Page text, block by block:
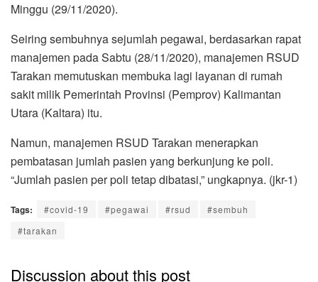
Minggu (29/11/2020).
Seiring sembuhnya sejumlah pegawai, berdasarkan rapat
manajemen pada Sabtu (28/11/2020), manajemen RSUD
Tarakan memutuskan membuka lagi layanan di rumah
sakit milik Pemerintah Provinsi (Pemprov) Kalimantan
Utara (Kaltara) itu.
Namun, manajemen RSUD Tarakan menerapkan
pembatasan jumlah pasien yang berkunjung ke poli.
“Jumlah pasien per poli tetap dibatasi,” ungkapnya. (jkr-1)
Tags: #covid-19 #pegawai #rsud
#sembuh
#tarakan
Discussion about this post